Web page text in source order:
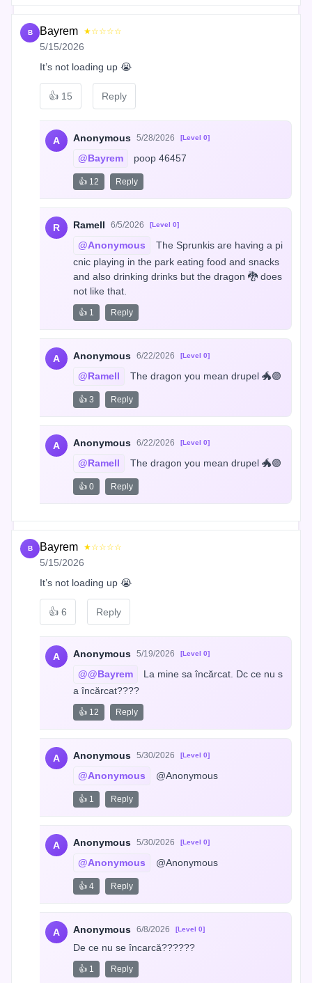
B Bayrem ★☆☆☆☆
5/15/2026
It’s not loading up 😭
👍 15 Reply
A Anonymous 5/28/2026 [Level 0]
@Bayrem poop 46457
👍 12 Reply
R Ramell 6/5/2026 [Level 0]
@Anonymous
The Sprunkis are having a pi
cnic playing in the park eating food and snacks
and also drinking drinks but the dragon 🐉 does
not like that.
👍 1 Reply
A Anonymous 6/22/2026 [Level 0]
@Ramell The dragon you mean drupel 🐲🟣
👍 3 Reply
A Anonymous 6/22/2026 [Level 0]
@Ramell The dragon you mean drupel 🐲🟣
👍 0 Reply
B Bayrem ★☆☆☆☆
5/15/2026
It’s not loading up 😭
👍 6 Reply
A Anonymous 5/19/2026 [Level 0]
@@Bayrem
La mine sa încărcat. Dc ce nu s
a încărcat????
👍 12 Reply
A Anonymous 5/30/2026 [Level 0]
@Anonymous @Anonymous
👍 1 Reply
A Anonymous 5/30/2026 [Level 0]
@Anonymous @Anonymous
👍 4 Reply
A Anonymous 6/8/2026 [Level 0]
De ce nu se încarcă??????
👍 1 Reply